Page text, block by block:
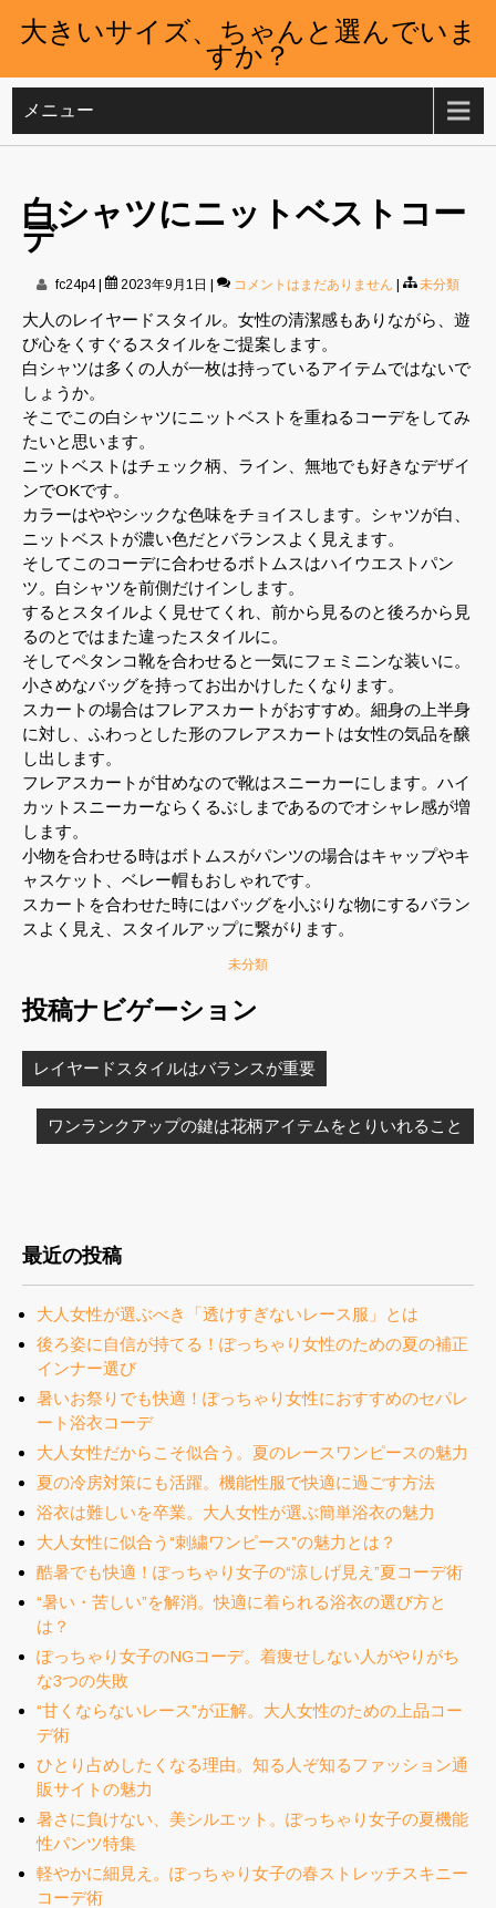
大きいサイズ、ちゃんと選んでいま
すか？
メニュー
白シャツにニットベストコー
デ
fc24p4| 2023年9月1日 コメントはまだありません 未分類
大人のレイヤードスタイル。女性の清潔感もありながら、遊
び心をくすぐるスタイルをご提案します。
白シャツは多くの人が一枚は持っているアイテムではないで
しょうか。
そこでこの白シャツにニットベストを重ねるコーデをしてみ
たいと思います。
ニットベストはチェック柄、ライン、無地でも好きなデザイ
ンでOKです。
カラーはややシックな色味をチョイスします。シャツが白、
ニットベストが濃い色だとバランスよく見えます。
そしてこのコーデに合わせるボトムスはハイウエストパン
ツ。白シャツを前側だけインします。
するとスタイルよく見せてくれ、前から見るのと後ろから見
るのとではまた違ったスタイルに。
そしてペタンコ靴を合わせると一気にフェミニンな装いに。
小さめなバッグを持ってお出かけしたくなります。
スカートの場合はフレアスカートがおすすめ。細身の上半身
に対し、ふわっとした形のフレアスカートは女性の気品を醸
し出します。
フレアスカートが甘めなので靴はスニーカーにします。ハイ
カットスニーカーならくるぶしまであるのでオシャレ感が増
します。
小物を合わせる時はボトムスがパンツの場合はキャップやキ
ャスケット、ベレー帽もおしゃれです。
スカートを合わせた時にはバッグを小ぶりな物にするバラン
スよく見え、スタイルアップに繋がります。
未分類
投稿ナビゲーション
レイヤードスタイルはバランスが重要
ワンランクアップの鍵は花柄アイテムをとりいれること
最近の投稿
大人女性が選ぶべき「透けすぎないレース服」とは
後ろ姿に自信が持てる！ぽっちゃり女性のための夏の補正
インナー選び
暑いお祭りでも快適！ぽっちゃり女性におすすめのセパレ
ート浴衣コーデ
大人女性だからこそ似合う。夏のレースワンピースの魅力
夏の冷房対策にも活躍。機能性服で快適に過ごす方法
浴衣は難しいを卒業。大人女性が選ぶ簡単浴衣の魅力
大人女性に似合う“刺繍ワンピース”の魅力とは？
酷暑でも快適！ぽっちゃり女子の“涼しげ見え”夏コーデ術
“暑い・苦しい”を解消。快適に着られる浴衣の選び方と
は？
ぽっちゃり女子のNGコーデ。着痩せしない人がやりがち
な3つの失敗
“甘くならないレース”が正解。大人女性のための上品コー
デ術
ひとり占めしたくなる理由。知る人ぞ知るファッション通
販サイトの魅力
暑さに負けない、美シルエット。ぽっちゃり女子の夏機能
性パンツ特集
軽やかに細見え。ぽっちゃり女子の春ストレッチスキニー
コーデ術